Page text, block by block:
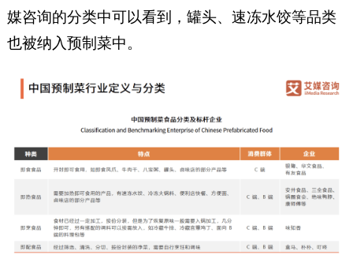
媒咨询的分类中可以看到，罐头、速冻水饺等品类
也被纳入预制菜中。